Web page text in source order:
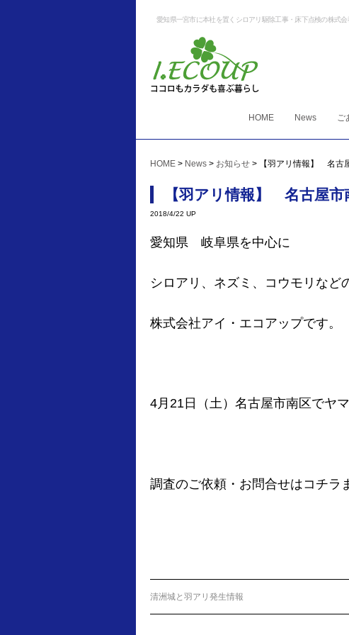
愛知県一宮市に本社を置くシロアリ駆除工事・床下点検の株式
HOME News ご
HOME > News > お知らせ > 【羽アリ情報】 名古
【羽アリ情報】 名古屋市
2018/4/22 UP
愛知県 岐阜県を中心に
シロアリ、ネズミ、コウモリなど
株式会社アイ・エコアップです。
4月21日（土）名古屋市南区でヤ
調査のご依頼・お問合せはコチ
清洲城と羽アリ発生情報